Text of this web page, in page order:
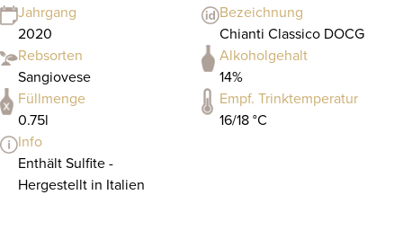
Jahrgang
2020
Bezeichnung
Chianti Classico DOCG
Rebsorten
Sangiovese
Alkoholgehalt
14%
Füllmenge
0.75l
Empf. Trinktemperatur
16/18 °C
Info
Enthält Sulfite -
Hergestellt in Italien